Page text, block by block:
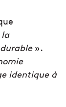
».
identique à